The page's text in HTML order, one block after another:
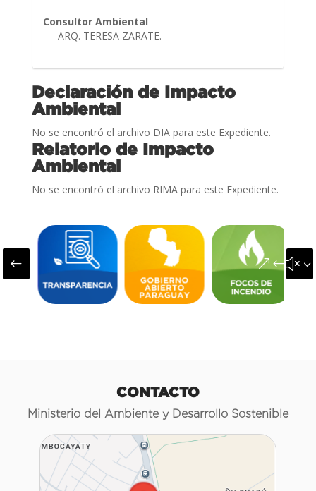
Consultor Ambiental
ARQ. TERESA ZARATE.
Declaración de Impacto
Ambiental
No se encontró el archivo DIA para este Expediente.
Relatorio de Impacto
Ambiental
No se encontró el archivo RIMA para este Expediente.
#
CONTACTO
Ministerio del Ambiente y Desarrollo Sostenible